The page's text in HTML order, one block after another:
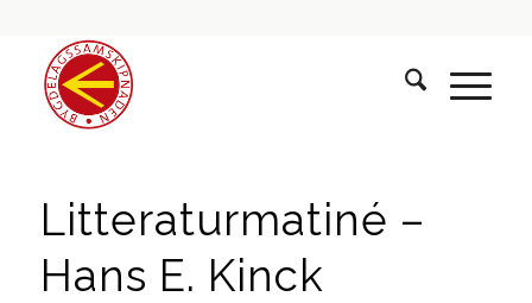
Litteraturmatiné –
Hans E. Kinck